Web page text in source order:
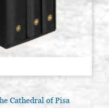
Cathedral of Pisa